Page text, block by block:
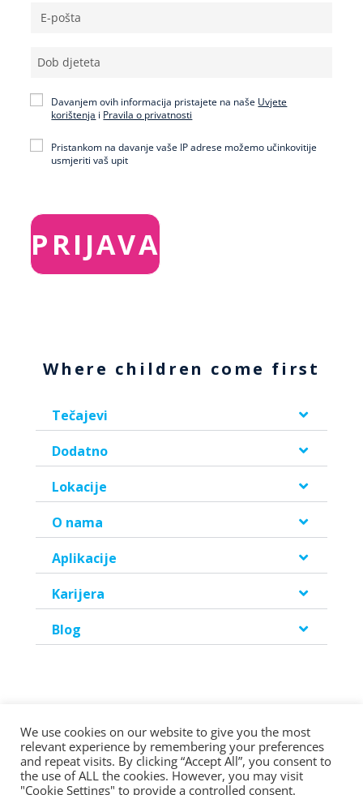
Davanjem ovih informacija pristajete na naše Uvjete
korištenja i Pravila o privatnosti
Pristankom na davanje vaše IP adrese možemo učinkovitije
usmjeriti vaš upit
Where children come first
Tečajevi
Dodatno
Lokacije
O nama
Aplikacije
Karijera
Blog
©2026 Copyright Helen Doron Group Ltd | All rights reserved.
We use cookies on our website to give you the most
relevant experience by remembering your preferences
and repeat visits. By clicking “Accept All”, you consent to
the use of ALL the cookies. However, you may visit
"Cookie Settings" to provide a controlled consent.